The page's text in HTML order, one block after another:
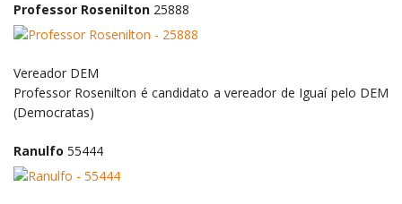
Professor Rosenilton 25888
Vereador DEM
Professor Rosenilton é candidato a vereador de Iguaí pelo DEM
(Democratas)
Ranulfo 55444